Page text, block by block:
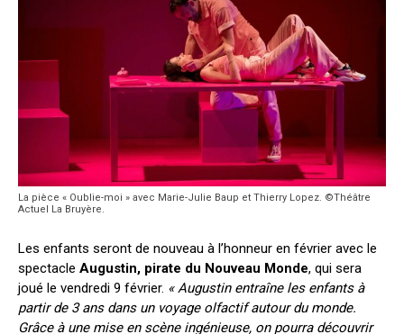
La pièce « Oublie-moi » avec Marie-Julie Baup et Thierry Lopez. ©Théâtre
Actuel La Bruyère.
Les enfants seront de nouveau à l’honneur en février avec le
spectacle Augustin, pirate du Nouveau Monde, qui sera
joué le vendredi 9 février. « Augustin entraîne les enfants à
partir de 3 ans dans un voyage olfactif autour du monde.
Grâce à une mise en scène ingénieuse, on pourra découvrir